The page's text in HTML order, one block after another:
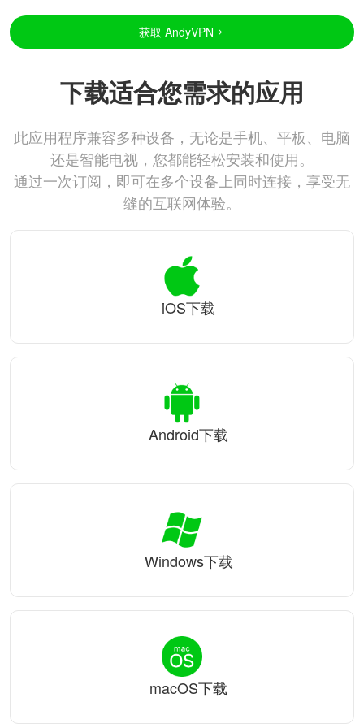
获取 AndyVPN
下载适合您需求的应用
此应用程序兼容多种设备，无论是手机、平板、电脑
还是智能电视，您都能轻松安装和使用。
通过一次订阅，即可在多个设备上同时连接，享受无
缝的互联网体验。
iOS下载
Android下载
Windows下载
macOS下载